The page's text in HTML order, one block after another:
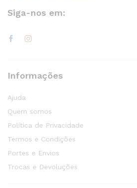
Siga-nos em:
Informações
Ajuda
Quem somos
Política de Privacidade
Termos e Condições
Portes e Envios
Trocas e Devoluções